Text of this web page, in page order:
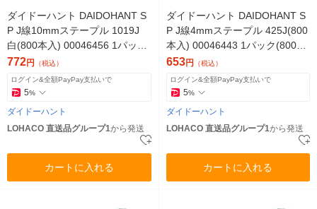
ダイドーハント DAIDOHANT S
P J線10mmステープル 1019J
白(800本入) 00046456 1パック
(800本)（直送品）
772円 （税込）
ログイン&全額PayPay支払いで
5%
ダイドーハント
LOHACO 直送品グループ1から発送
カートに入れる
ダイドーハント DAIDOHANT S
P J線4mmステープル 425J(800
本入) 00046443 1パック(800本)
（直送品）
653円 （税込）
ログイン&全額PayPay支払いで
5%
ダイドーハント
LOHACO 直送品グループ1から発送
カートに入れる